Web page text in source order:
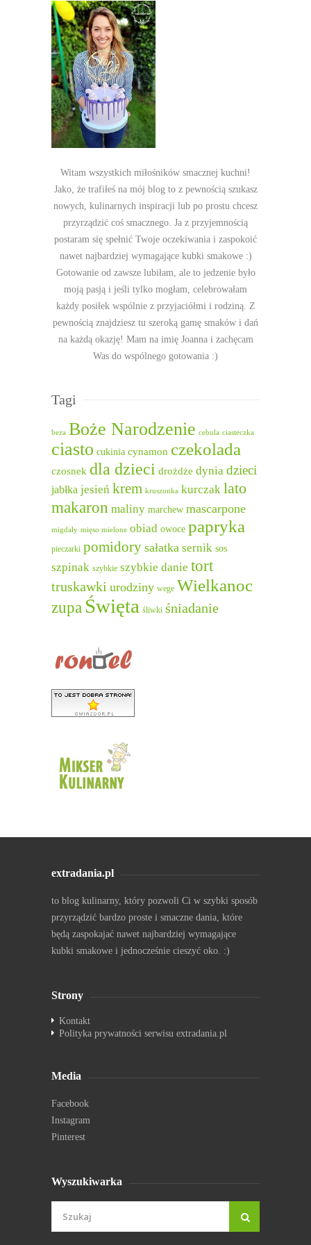
Witam wszystkich miłośników smacznej kuchni!
Jako, że trafiłeś na mój blog to z pewnością szukasz
nowych, kulinarnych inspiracji lub po prostu chcesz
przyrządzić coś smacznego. Ja z przyjemnością
postaram się spełnić Twoje oczekiwania i zaspokoić
nawet najbardziej wymagające kubki smakowe :)
Gotowanie od zawsze lubiłam, ale to jedzenie było
moją pasją i jeśli tylko mogłam, celebrowałam
każdy posiłek wspólnie z przyjaciółmi i rodziną. Z
pewnością znajdziesz tu szeroką gamę smaków i dań
na każdą okazję! Mam na imię Joanna i zachęcam
Was do wspólnego gotowania :)
Tagi
beza Boże Narodzenie cebula ciasteczka
ciasto cukinia cynamon czekolada
czosnek dla dzieci drożdże dynia dzieci
jabłka jesień krem kruszonka kurczak lato
makaron maliny marchew mascarpone
migdały mięso mielone obiad owoce papryka
pieczarki pomidory sałatka sernik sos
szpinak szybkie szybkie danie tort
truskawki urodziny wege Wielkanoc
zupa Święta śliwki śniadanie
extradania.pl
to blog kulinarny, który pozwoli Ci w szybki sposób
przyrządzić bardzo proste i smaczne dania, które
będą zaspokajać nawet najbardziej wymagające
kubki smakowe i jednocześnie cieszyć oko. :)
Strony
Kontakt
Polityka prywatności serwisu extradania.pl
Media
Facebook
Instagram
Pinterest
Wyszukiwarka